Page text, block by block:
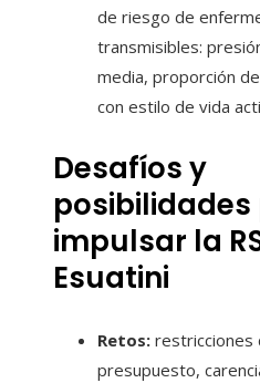
de riesgo de
transmisibles:
media, proporción
con estilo de vida
Desafíos y
posibilidades
impulsar la
Esuatini
Retos: restricciones
presupuesto,